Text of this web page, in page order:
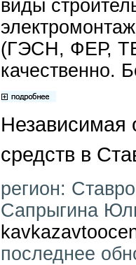
виды
(ГЭСН, ФЕР,
качественно.
Независимая
средств в
регион:
Сапрыгина
последнее